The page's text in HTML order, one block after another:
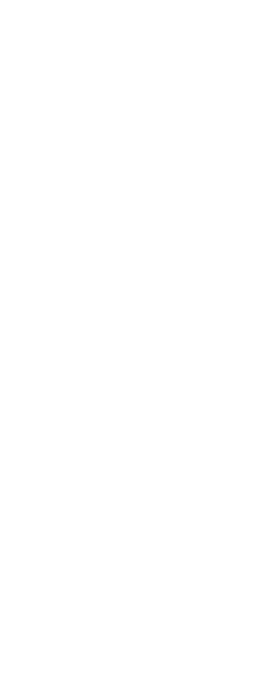
alerta associação
sustentável para os sistemas de saúde”
estudo
não elegíveis para inibidores PD-(L)1